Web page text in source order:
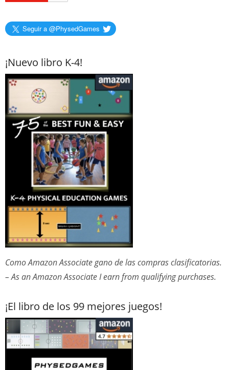
Seguir a @PhysedGames
¡Nuevo libro K-4!
Como Amazon Associate gano de las compras clasificatorias.
– As an Amazon Associate I earn from qualifying purchases.
¡El libro de los 99 mejores juegos!